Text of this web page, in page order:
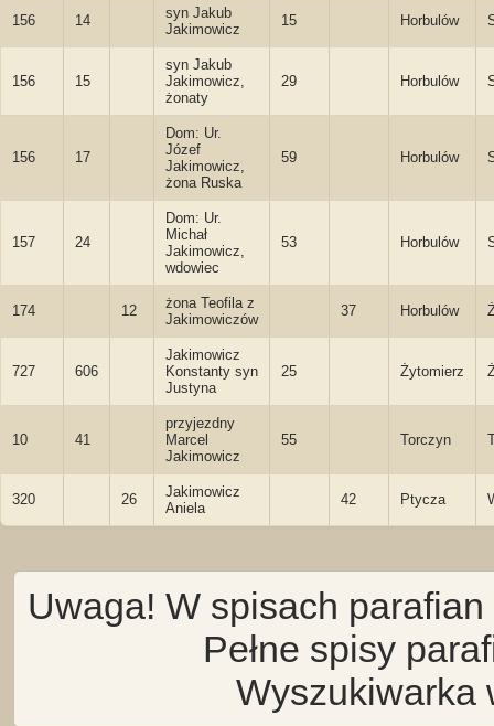
156 14
syn Jakub
Jakimowicz
15 Horbulów
156 15
syn Jakub
Jakimowicz,
żonaty
29 Horbulów
156 17
Dom: Ur.
Józef
Jakimowicz,
żona Ruska
59 Horbulów
157 24
Dom: Ur.
Michał
Jakimowicz,
wdowiec
53 Horbulów
174 12
żona Teofila z
Jakimowiczów
37 Horbulów
727 606
Jakimowicz
Konstanty syn
Justyna
25 Żytomierz
10 41
przyjezdny
Marcel
Jakimowicz
55 Torczyn
320 26
Jakimowicz
Aniela
42 Ptycza
Uwaga! W spisach
Pełne spisy
Wyszukiwarka